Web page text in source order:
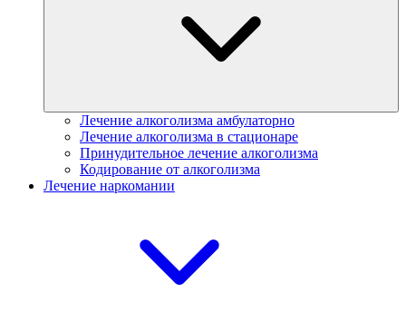
Лечение алкоголизма амбулаторно
Лечение алкоголизма в стационаре
Принудительное лечение алкоголизма
Кодирование от алкоголизма
Лечение наркомании